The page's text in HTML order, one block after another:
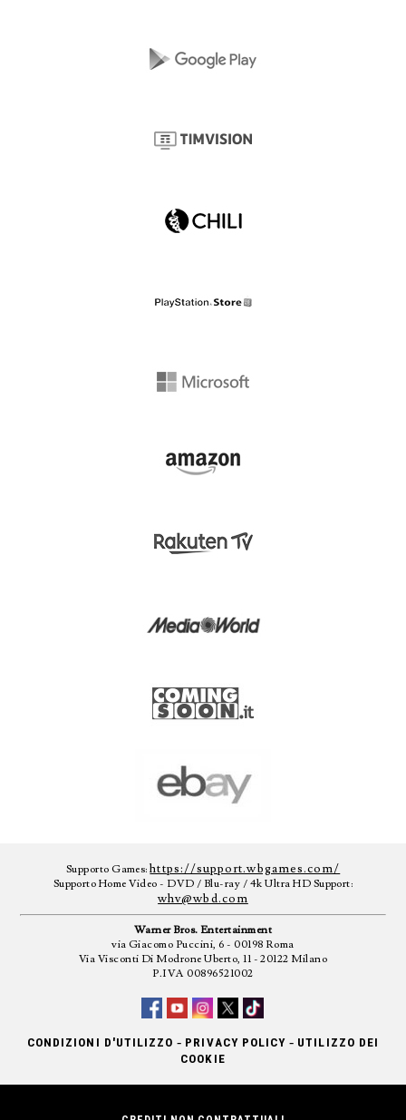
Supporto Games:https://support.wbgames.com/
Supporto Home Video - DVD / Blu-ray / 4k Ultra HD Support:
whv@wbd.com
Warner Bros. Entertainment
via Giacomo Puccini, 6 - 00198 Roma
Via Visconti Di Modrone Uberto, 11 - 20122 Milano
P.IVA 00896521002
CONDIZIONI D'UTILIZZO - PRIVACY POLICY - UTILIZZO DEI
COOKIE